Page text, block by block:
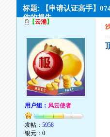
标题: 【申请认证高手】
你的损失.
【云涌】
用户组： 风云使者
发帖：5958
银元：0